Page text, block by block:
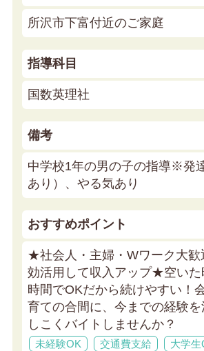
所沢市下富付近のご家庭
指導科目
国数英理社
備考
中学校1年の男の子の指導※発
あり）、やる気あり
おすすめポイント
★社会人・主婦・Wワーク大歓
効活用して収入アップ★空い
時間でOKだから続けやすい！
育ての合間に、今までの経験
しこくバイトしませんか？
未経験OK 交通費支給
大学生